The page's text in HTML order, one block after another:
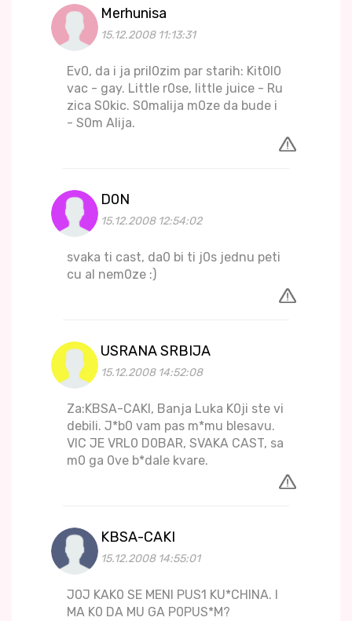
Merhunisa
15.12.2008 11:13:31
Ev0, da i ja pril0zim par starih: Kit0l0
vac - gay. Little r0se, little juice - Ru
zica S0kic. S0malija m0ze da bude i
- S0m Alija.
D0N
15.12.2008 12:54:02
svaka ti cast, da0 bi ti j0s jednu peti
cu al nem0ze :)
USRANA SRBIJA
15.12.2008 14:52:08
Za:KBSA-CAKI, Banja Luka K0ji ste vi
debili. J*b0 vam pas m*mu blesavu.
VIC JE VRL0 D0BAR, SVAKA CAST, sa
m0 ga 0ve b*dale kvare.
KBSA-CAKI
15.12.2008 14:55:01
J0J KAK0 SE MENI PUS1 KU*CHINA. I
MA K0 DA MU GA P0PUS*M?